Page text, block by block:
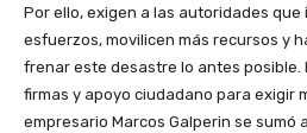
Por ello, exigen a las autoridades que
esfuerzos, movilicen más recursos y
frenar este desastre lo antes posible.
firmas y apoyo ciudadano para exigir
empresario Marcos Galperin se sumó